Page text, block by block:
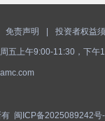
免责声明 投资者权益
五上午9:00-11:30，下午
闽ICP备2025089242号